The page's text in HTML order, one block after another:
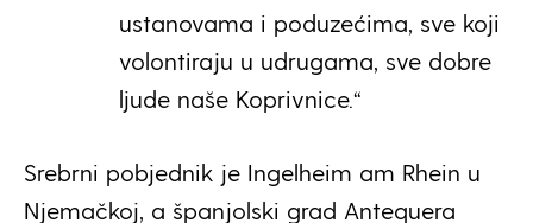
ustanovama i poduzećima, sve koji
volontiraju u udrugama, sve dobre
ljude naše Koprivnice.“
Srebrni pobjednik je Ingelheim am Rhein u
Njemačkoj, a španjolski grad Antequera